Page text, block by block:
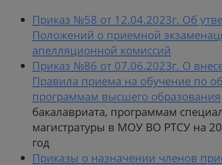
Приказ №58 от 12.04.2023г. Об
Положений о приемной
апелляционной комиссий
Приказ №86 от 07.06.2023г. О
Правила приема на обучение по
программам высшего образования
бакалавриата, программам
магистратуры в МОУ ВО РТСУ на
год
Приказы о назначении членов